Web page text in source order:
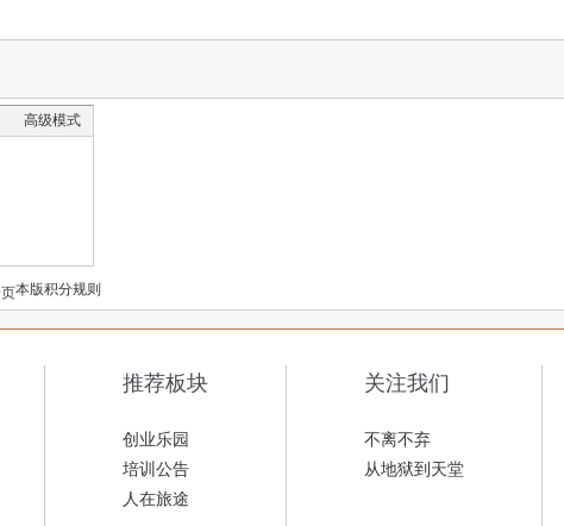
高级模式
本版积分规则
推荐板块
创业乐园
培训公告
人在旅途
关注我们
不离不弃
从地狱到天堂